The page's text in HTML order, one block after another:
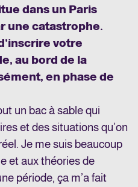
dans un Paris
une catastrophe.
votre
au bord de la
en phase de
un bac à sable qui
et des situations qu’on
Je me suis beaucoup
et aux théories de
période, ça m’a fait